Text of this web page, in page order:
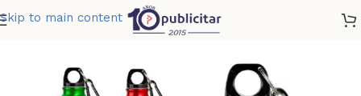
Skip to main content
BOTELLA MURRAY 500ML